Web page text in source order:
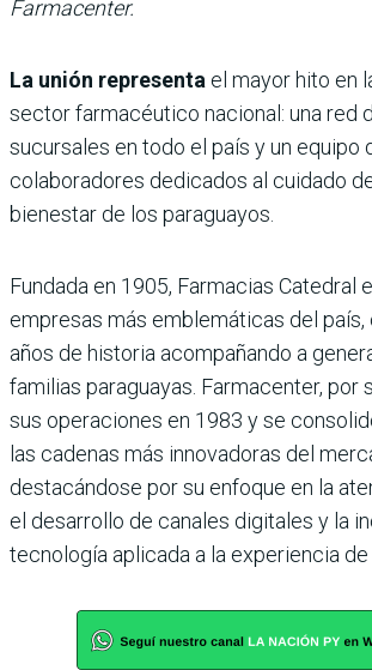
Farmacenter.
La unión representa el mayor hito en
sector farmacéutico nacional: una red
sucursales en todo el país y un equipo
colaboradores dedicados al cuidado
bienestar de los paraguayos.
Fundada en 1905, Farmacias Catedral
empresas más emblemáticas del país,
años de historia acompañando a
familias paraguayas. Farmacenter, por
sus operaciones en 1983 y se
las cadenas más innovadoras del
destacándose por su enfoque en la
el desarrollo de canales digitales y la
tecnología aplicada a la experiencia de